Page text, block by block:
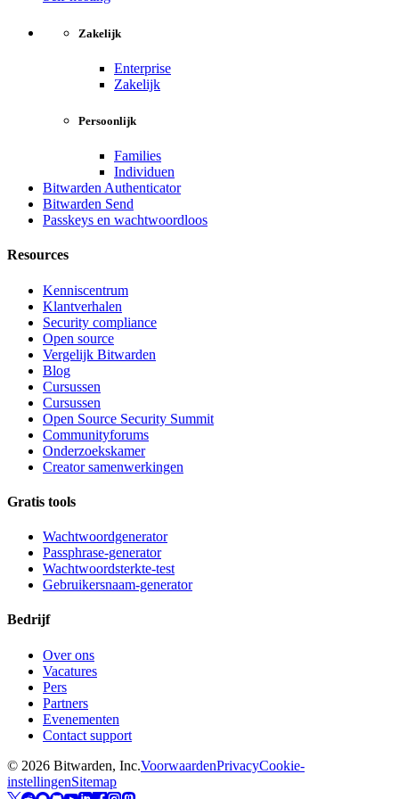
Zakelijk
Enterprise
Zakelijk
Persoonlijk
Families
Individuen
Bitwarden Authenticator
Bitwarden Send
Passkeys en wachtwoordloos
Resources
Kenniscentrum
Klantverhalen
Security compliance
Open source
Vergelijk Bitwarden
Blog
Cursussen
Cursussen
Open Source Security Summit
Communityforums
Onderzoekskamer
Creator samenwerkingen
Gratis tools
Wachtwoordgenerator
Passphrase-generator
Wachtwoordsterkte-test
Gebruikersnaam-generator
Bedrijf
Over ons
Vacatures
Pers
Partners
Evenementen
Contact support
© 2026 Bitwarden, Inc.VoorwaardenPrivacyCookie-
instellingenSitemap